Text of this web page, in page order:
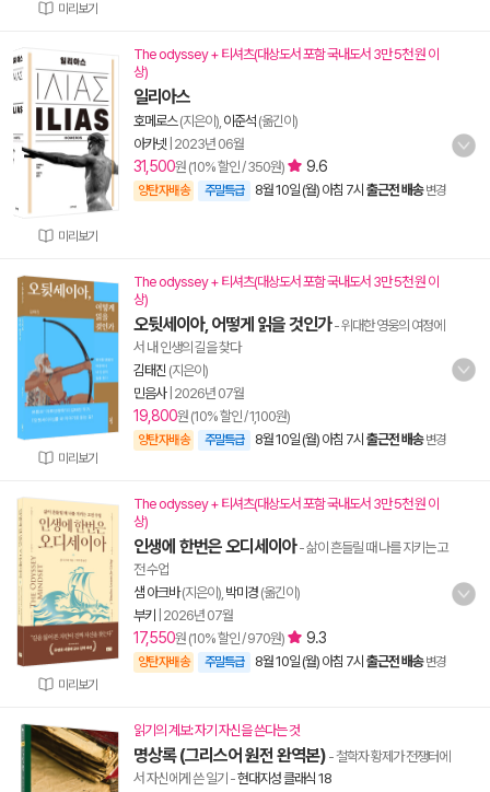
미리보기
미리보기
The odyssey + 티셔츠(대상도서 포함 국내도서 3만 5천 원 이
상)
일리아스
호메로스(지은이), 이준석 (옮긴이)
아카넷 2023년 06월
31,500원 (10% 할인 / 350원) 9.6
양탄자배송 주말특급 8월 10일 (월) 아침 7시 출근전 배송 변경
미리보기
The odyssey + 티셔츠(대상도서 포함 국내도서 3만 5천 원 이
상)
오뒷세이아, 어떻게 읽을 것인가- 위대한 영웅의 여정에
서 내 인생의 길을 찾다
김태진 (지은이)
민음사| 2026년 07월
19,800원 (10% 할인 / 1,100원)
양탄자배송 주말특급 8월 10일 (월) 아침 7시 출근전 배송 변경
미리보기
The odyssey + 티셔츠(대상도서 포함 국내도서 3만 5천 원 이
상)
인생에 한번은 오디세이아- 삶이 흔들릴 때 나를 지키는 고
전 수업
샘 아크바(지은이), 박미경 (옮긴이)
부키
2026년 07월
17,550원 (10% 할인 / 970원) 9.3
양탄자배송 주말특급 8월 10일 (월) 아침 7시 출근전 배송 변경
읽기의 계보: 자기 자신을 쓴다는 것
명상록 (그리스어 원전 완역본) - 철학자 황제가 전쟁터에
서 자신에게 쓴 일기 -현대지성 클래식 18